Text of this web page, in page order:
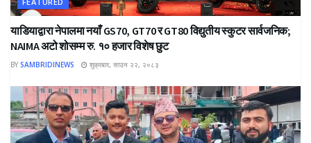
याडियाद्वारा नेपालमा नयाँ GS70, GT70 र GT80 विद्युतीय स्कुटर सार्वजनिक;
NAIMA अटो शोसम्म रु. १० हजार विशेष छुट
BY SAMBRIDINEWS शुक्रबार, साउन २२, २०८३